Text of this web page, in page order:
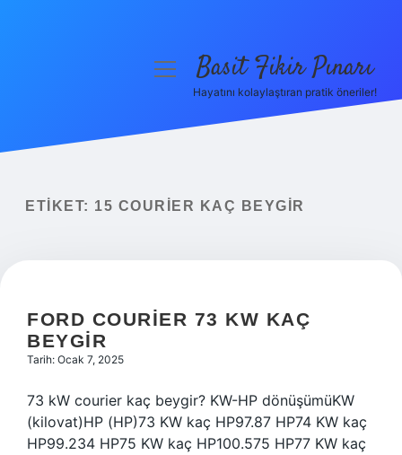
Yasal Uyarı
menüyüBasit Fikir Pınarı
Hayatını kolaylaştıran pratik öneriler!
ETIKET: 15 COURIER KAÇ BEYGIR
FORD COURIER 73 KW KAÇ
BEYGIR
Tarih: Ocak 7, 2025
73 kW courier kaç beygir? KW-HP dönüşümüKW
(kilovat)HP (HP)73 KW kaç HP97.87 HP74 KW kaç
HP99.234 HP75 KW kaç HP100.575 HP77 KW kaç